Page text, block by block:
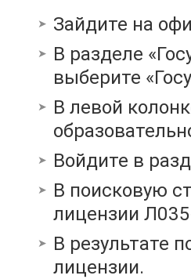
Зайдите на
В разделе
выберите
В левой
Войдите в
В поисковую
лицензии
В результате
лицензии.